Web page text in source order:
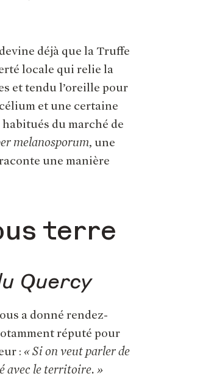
déjà que la Truffe
locale qui relie la
et tendu l’oreille pour
et une certaine
du marché de
melanosporum, une
une manière
terre
Quercy
a donné rendez-
réputé pour
: « Si on veut parler de
avec le territoire. »